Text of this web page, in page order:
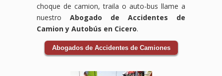
choque de camion, traila o auto-bus llame a
nuestro Abogado de Accidentes de
Camion y Autobús en Cicero.
Abogados de Accidentes de Camiones